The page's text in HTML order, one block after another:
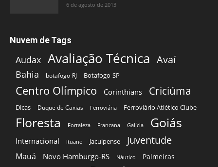
6 de agosto de 2013
Nuvem de Tags
Audax Avaliação Técnica Avaí
Bahia botafogo-RJ Botafogo-SP
Centro Olímpico Corinthians Criciúma
Dicas Duque de Caxias Ferroviária Ferroviário Atlético Clube
Floresta Fortaleza Francana Galícia Goiás
Internacional Ituano Jacuipense Juventude
Mauá Novo Hamburgo-RS Náutico Palmeiras